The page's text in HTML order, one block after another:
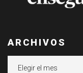
ARCHIVOS